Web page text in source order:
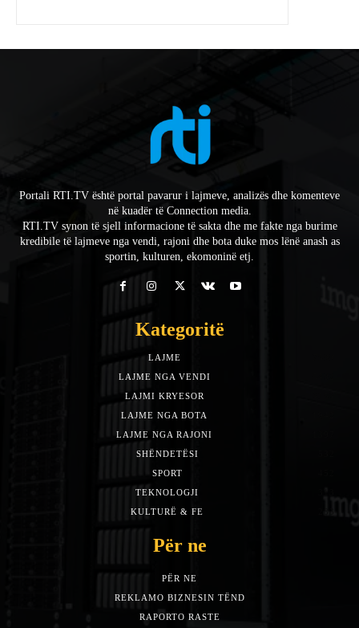
Portali RTI.TV është portal pavarur i lajmeve, analizës dhe komenteve
në kuadër të Connection media.
RTI.TV synon të sjell informacione të sakta dhe me fakte nga burime
kredibile të lajmeve nga vendi, rajoni dhe bota duke mos lënë anash as
sportin, kulturen, ekomoninë etj.
Kategoritë
LAJME
LAJME NGA VENDI
LAJMI KRYESOR
LAJME NGA BOTA
LAJME NGA RAJONI
SHËNDETËSI
SPORT
TEKNOLOGJI
KULTURË & FE
Për ne
PËR NE
REKLAMO BIZNESIN TËND
RAPORTO RASTE